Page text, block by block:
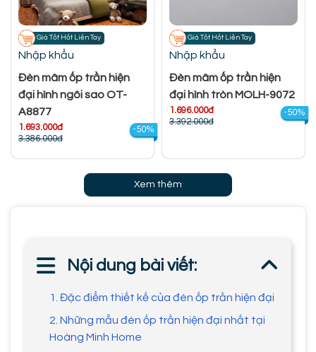
Giá Tốt Hốt Liền Tay
Nhập khẩu
Đèn mâm ốp trần hiện
đại hình ngôi sao OT-
A8877
1.693.000đ
3.386.000đ
-50%
Giá Tốt Hốt Liền Tay
Nhập khẩu
Đèn mâm ốp trần hiện
đại hình tròn MOLH-9072
1.696.000đ
3.392.000đ
-50%
Xem thêm
Nội dung bài viết:
1. Đặc điểm thiết kế của đèn ốp trần hiện đại
2. Những mẫu đèn ốp trần hiện đại nhất tại
Hoàng Minh Home